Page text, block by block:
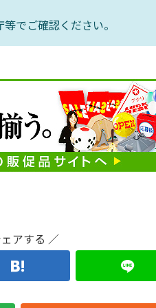
でご確認ください。
アする ／